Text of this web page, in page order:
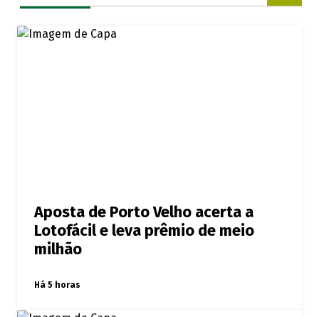
Aposta de Porto Velho acerta a
Lotofácil e leva prêmio de meio
milhão
Há 5 horas